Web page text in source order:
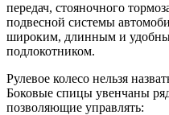
передач, стояночного
подвесной системы
широким, длинным и
подлокотником.
Рулевое колесо нельзя
Боковые спицы увенчаны
позволяющие управлять: